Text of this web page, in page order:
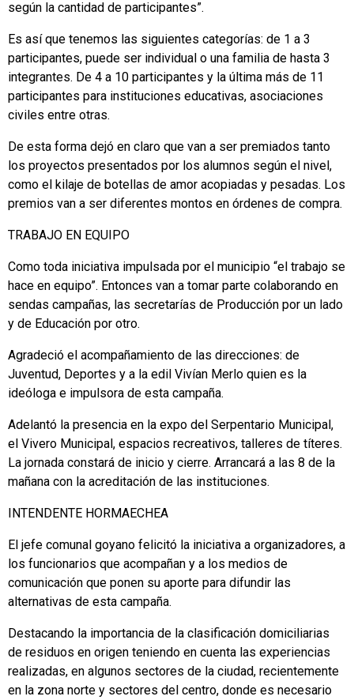
según la cantidad de participantes”.
Es así que tenemos las siguientes categorías: de 1 a 3
participantes, puede ser individual o una familia de hasta 3
integrantes. De 4 a 10 participantes y la última más de 11
participantes para instituciones educativas, asociaciones
civiles entre otras.
De esta forma dejó en claro que van a ser premiados tanto
los proyectos presentados por los alumnos según el nivel,
como el kilaje de botellas de amor acopiadas y pesadas. Los
premios van a ser diferentes montos en órdenes de compra.
TRABAJO EN EQUIPO
Como toda iniciativa impulsada por el municipio “el trabajo se
hace en equipo”. Entonces van a tomar parte colaborando en
sendas campañas, las secretarías de Producción por un lado
y de Educación por otro.
Agradeció el acompañamiento de las direcciones: de
Juventud, Deportes y a la edil Vivían Merlo quien es la
ideóloga e impulsora de esta campaña.
Adelantó la presencia en la expo del Serpentario Municipal,
el Vivero Municipal, espacios recreativos, talleres de títeres.
La jornada constará de inicio y cierre. Arrancará a las 8 de la
mañana con la acreditación de las instituciones.
INTENDENTE HORMAECHEA
El jefe comunal goyano felicitó la iniciativa a organizadores, a
los funcionarios que acompañan y a los medios de
comunicación que ponen su aporte para difundir las
alternativas de esta campaña.
Destacando la importancia de la clasificación domiciliarias
de residuos en origen teniendo en cuenta las experiencias
realizadas, en algunos sectores de la ciudad, recientemente
en la zona norte y sectores del centro, donde es necesario